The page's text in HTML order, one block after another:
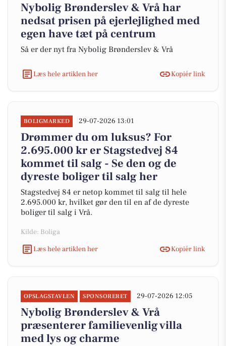
Nybolig Brønderslev & Vrå har
nedsat prisen på ejerlejlighed med
egen have tæt på centrum
Så er der nyt fra Nybolig Brønderslev & Vrå
Læs hele artiklen her Kopiér link
BOLIGMARKED 29-07-2026 13:01
Drømmer du om luksus? For
2.695.000 kr er Stagstedvej 84
kommet til salg - Se den og de
dyreste boliger til salg her
Stagstedvej 84 er netop kommet til salg til hele
2.695.000 kr, hvilket gør den til en af de dyreste
boliger til salg i Vrå.
Kilde: Boliga
Læs hele artiklen her
Kopiér link
OPSLAGSTAVLEN SPONSORERET 29-07-2026 12:05
Nybolig Brønderslev & Vrå
præsenterer familievenlig villa
med lys og charme